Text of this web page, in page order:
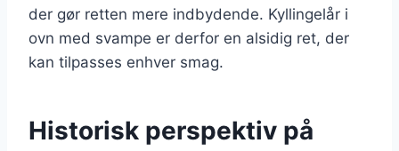
der gør retten mere indbydende. Kyllingelår i
ovn med svampe er derfor en alsidig ret, der
kan tilpasses enhver smag.
Historisk perspektiv på